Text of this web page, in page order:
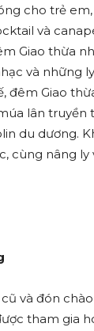
cho trẻ
và
Giao thừa
và những
đêm Giao
lân truyền
du dương.
cùng nâng
và đón
tham